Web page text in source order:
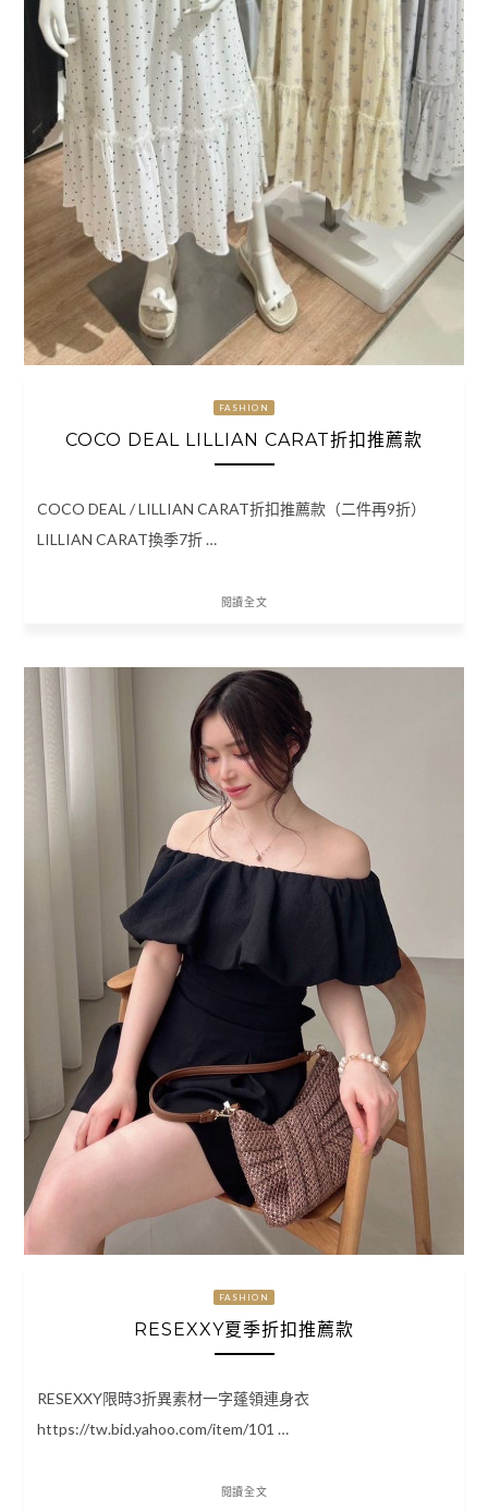
FASHION
COCO DEAL LILLIAN CARAT折扣推薦款
COCO DEAL / LILLIAN CARAT折扣推薦款（二件再9折）
LILLIAN CARAT換季7折 …
閱讀全文
FASHION
RESEXXY夏季折扣推薦款
RESEXXY限時3折異素材一字蓬領連身衣
https://tw.bid.yahoo.com/item/101 …
閱讀全文